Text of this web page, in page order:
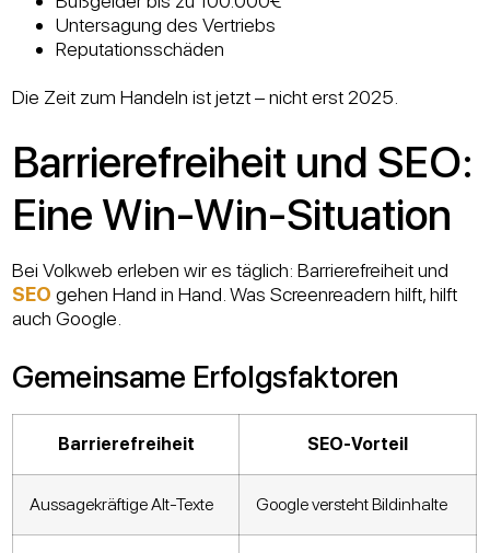
Untersagung des Vertriebs
Reputationsschäden
Die Zeit zum Handeln ist jetzt – nicht erst 2025.
Barrierefreiheit und SEO:
Eine Win-Win-Situation
Bei Volkweb erleben wir es täglich: Barrierefreiheit und
SEO gehen Hand in Hand. Was Screenreadern hilft, hilft
auch Google.
Gemeinsame Erfolgsfaktoren
Barrierefreiheit SEO-Vorteil
Aussagekräftige Alt-Texte Google versteht Bildinhalte